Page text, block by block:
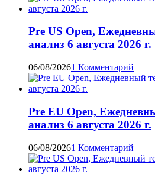
Pre US Open,
анализ 6 августа 2026 г.
06/08/20261 Комментарий
Pre EU Open,
анализ 6 августа 2026 г.
06/08/20261 Комментарий